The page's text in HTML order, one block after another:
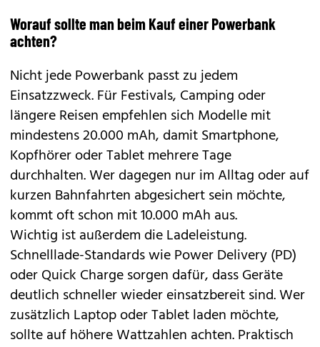
Worauf sollte man beim Kauf einer Powerbank
achten?
Nicht jede Powerbank passt zu jedem
Einsatzzweck. Für Festivals, Camping oder
längere Reisen empfehlen sich Modelle mit
mindestens 20.000 mAh, damit Smartphone,
Kopfhörer oder Tablet mehrere Tage
durchhalten. Wer dagegen nur im Alltag oder auf
kurzen Bahnfahrten abgesichert sein möchte,
kommt oft schon mit 10.000 mAh aus.
Wichtig ist außerdem die Ladeleistung.
Schnelllade-Standards wie Power Delivery (PD)
oder Quick Charge sorgen dafür, dass Geräte
deutlich schneller wieder einsatzbereit sind. Wer
zusätzlich Laptop oder Tablet laden möchte,
sollte auf höhere Wattzahlen achten. Praktisch